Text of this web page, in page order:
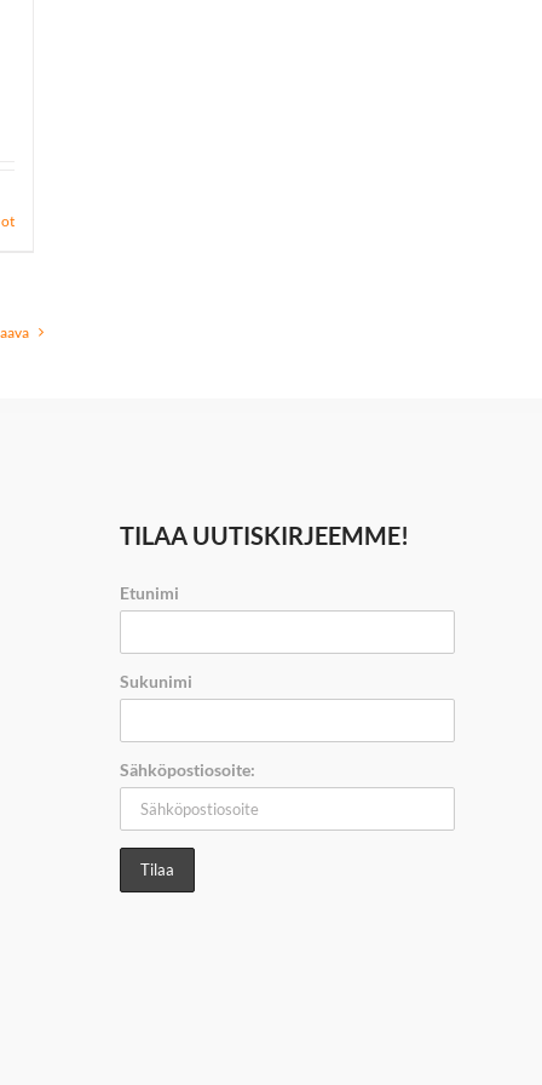
TILAA UUTISKIRJEEMME!
Etunimi
Sukunimi
Sähköpostiosoite: